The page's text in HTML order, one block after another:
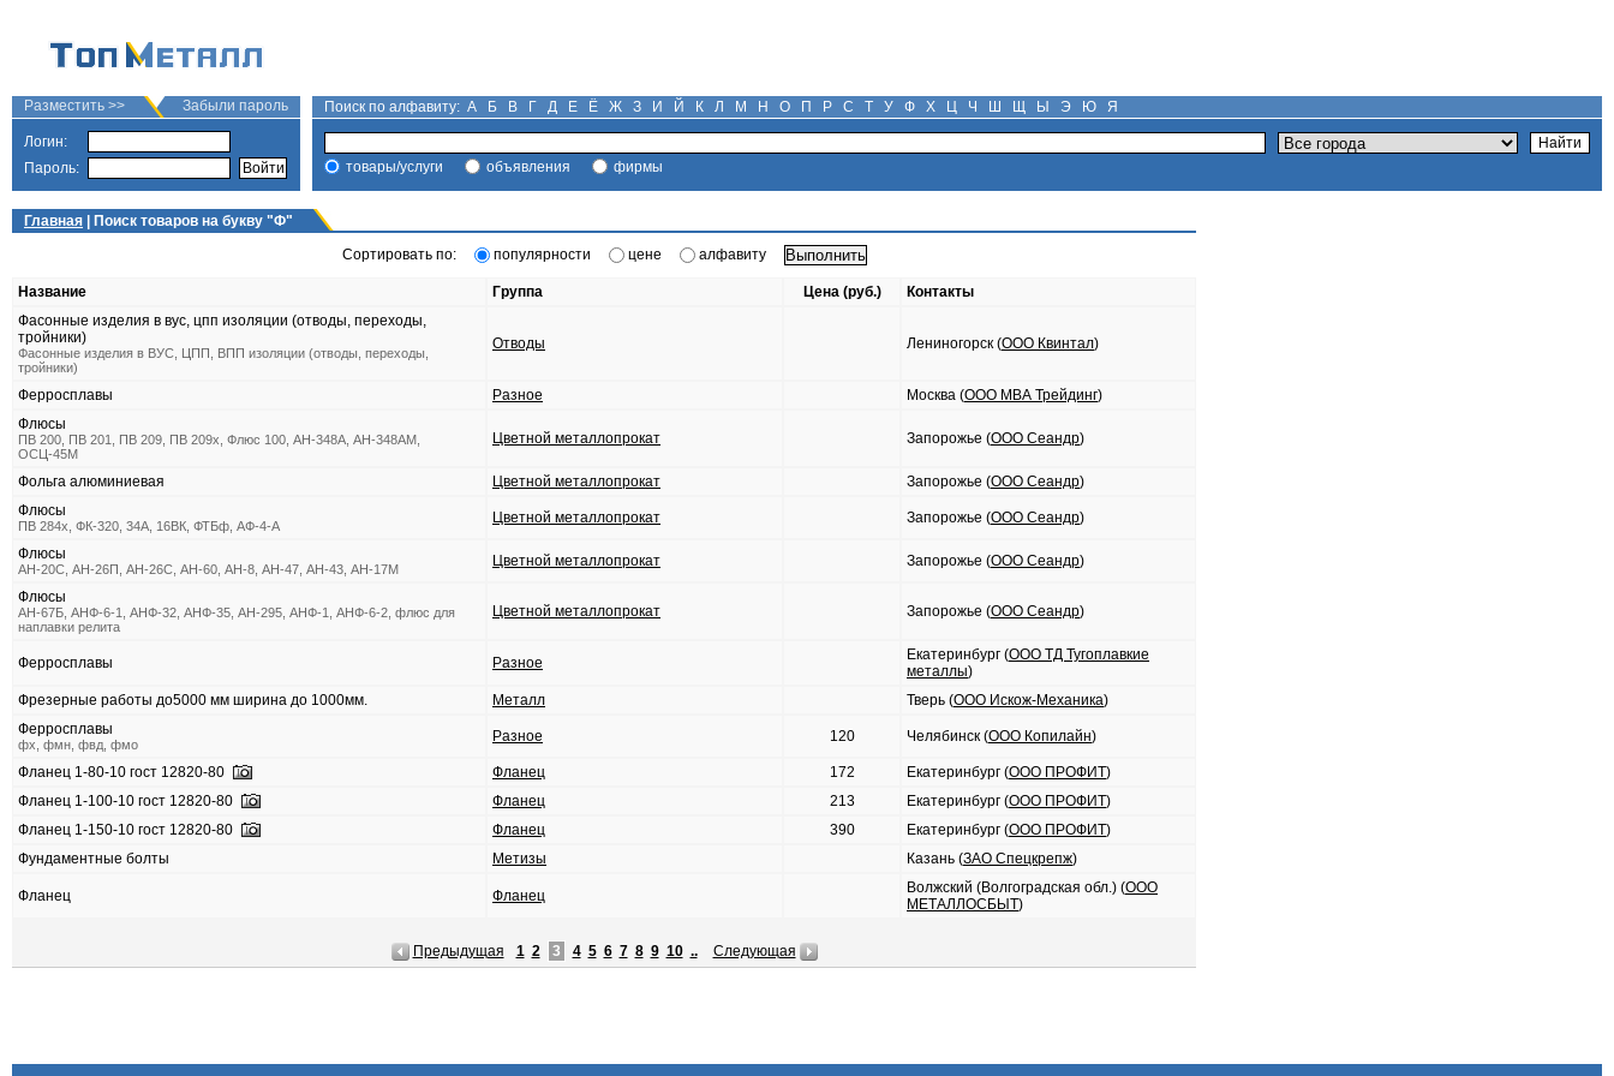
Разместить >> Забыли пароль
Логин:
Пароль:
Поиск по алфавиту: А Б В Г Д Е Ё Ж З И Й К Л М Н О П Р С Т У Ф Х Ц Ч Ш Щ Ы Э Ю Я
товары/услуги объявления фирмы
Главная | Поиск товаров на букву "Ф"
Сортировать по:
популярности цене алфавиту
Название Группа Цена (руб.)
Контакты
Фасонные изделия в вус, цпп изоляции (отводы, переходы,
тройники)
Фасонные изделия в ВУС, ЦПП, ВПП изоляции (отводы, переходы,
тройники)
Отводы Лениногорск (ООО Квинтал)
Ферросплавы Разное Москва (ООО МВА Трейдинг)
Флюсы
ПВ 200, ПВ 201, ПВ 209, ПВ 209х, Флюс 100, АН-348А, АН-348АМ,
ОСЦ-45М
Цветной металлопрокат Запорожье (ООО Сеандр)
Фольга алюминиевая Цветной металлопрокат Запорожье (ООО Сеандр)
Флюсы
ПВ 284х, ФК-320, 34А, 16ВК, ФТБф, АФ-4-А Цветной металлопрокат Запорожье (ООО Сеандр)
Флюсы
АН-20С, АН-26П, АН-26С, АН-60, АН-8, АН-47, АН-43, АН-17М Цветной металлопрокат Запорожье (ООО Сеандр)
Флюсы
АН-67Б, АНФ-6-1, АНФ-32, АНФ-35, АН-295, АНФ-1, АНФ-6-2, флюс для
наплавки релита
Цветной металлопрокат Запорожье (ООО Сеандр)
Ферросплавы Разное Екатеринбург (ООО ТД Тугоплавкие
металлы)
Фрезерные работы до5000 мм ширина до 1000мм.
Металл Тверь (ООО Искож-Механика)
Ферросплавы
фх, фмн, фвд, фмо Разное 120 Челябинск (ООО Копилайн)
Фланец 1-80-10 гост 12820-80 Фланец 172 Екатеринбург (ООО ПРОФИТ)
Фланец 1-100-10 гост 12820-80
Фланец 213 Екатеринбург (ООО ПРОФИТ)
Фланец 1-150-10 гост 12820-80
Фланец 390 Екатеринбург (ООО ПРОФИТ)
Фундаментные болты
Метизы Казань (ЗАО Спецкрепж)
Фланец Фланец Волжский (Волгоградская обл.) (ООО
МЕТАЛЛОСБЫТ)
Предыдущая 1 2 3 4 5 6 7 8 9 10 .. Следующая